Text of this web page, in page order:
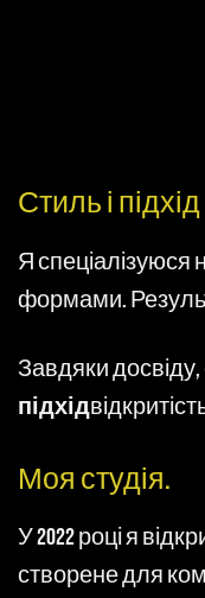
Стиль і підхід
Я спеціалізуюся
формами.
Завдяки
підхід
Моя студія.
У 2022 році я
створене для